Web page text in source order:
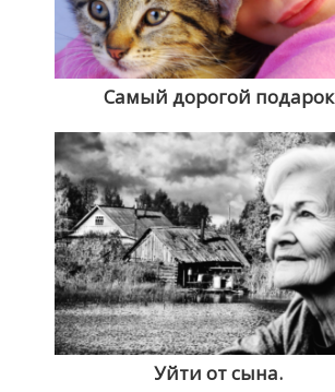
Самый дорогой подарок
Уйти от сына.